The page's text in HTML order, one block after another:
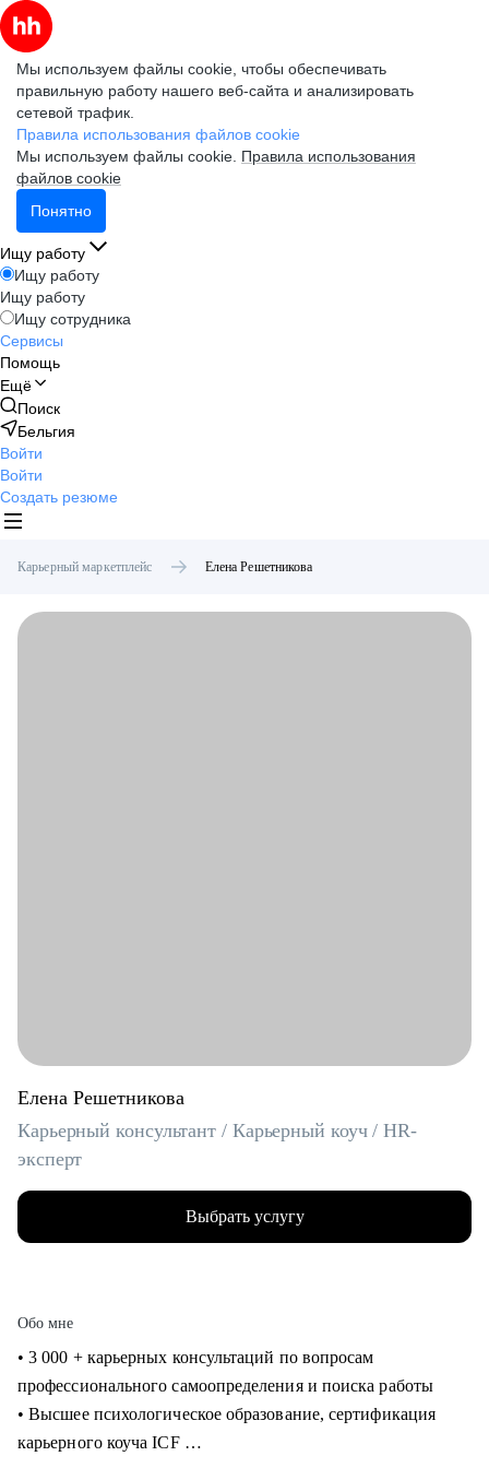
Мы используем файлы cookie, чтобы обеспечивать
правильную работу нашего веб-сайта и анализировать
сетевой трафик.
Правила использования файлов cookie
Мы используем файлы cookie. Правила использования
файлов cookie
Понятно
Ищу работу
Ищу работу
Ищу работу
Ищу сотрудника
Сервисы
Помощь
Ещё
Поиск
Бельгия
Войти
Войти
Создать резюме
Карьерный маркетплейс Елена Решетникова
Елена Решетникова
Карьерный консультант / Карьерный коуч / HR-
эксперт
Выбрать услугу
Обо мне
• 3 000 + карьерных консультаций по вопросам
профессионального самоопределения и поиска работы
• Высшее психологическое образование, сертификация
карьерного коуча ICF